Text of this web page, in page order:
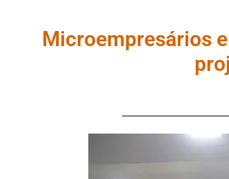
Microempresários